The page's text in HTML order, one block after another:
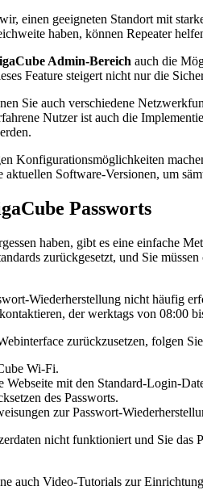
einen geeigneten Standort mit
haben, können Repeater
Admin-Bereich auch die
Feature steigert nicht nur die
Sie auch verschiedene
Nutzer ist auch die
Konfigurationsmöglichkeiten
aktuellen Software-Versionen, um
Passworts
haben, gibt es eine einfache
zurückgesetzt, und Sie müssen
Wiederherstellung nicht häufig
der werktags von 08:00
zurückzusetzen, folgen
Wi-Fi.
mit den Standard-Login-
des Passworts.
zur Passwort-
nicht funktioniert und Sie
auch Video-Tutorials zur